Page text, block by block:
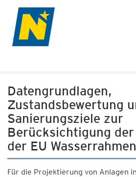
Datengrundlagen,
Zustandsbewertung
Sanierungsziele zur
Berücksichtigung
der EU
Für die Projektierung von Anlagen